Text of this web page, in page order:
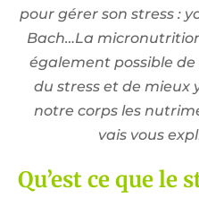
pour gérer son stress :
Bach…La
également possible
du stress et de mieux
notre corps les
vais vous
Qu’est ce que le